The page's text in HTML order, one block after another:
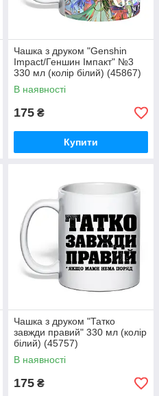
Чашка з друком "Genshin
Impact/Геншин Імпакт" №3
330 мл (колір білий) (45867)
В наявності
175 ₴
Купити
Чашка з друком "Татко
завжди правий" 330 мл (колір
білий) (45757)
В наявності
175 ₴